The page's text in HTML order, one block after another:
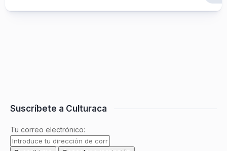
Suscríbete a Culturaca
Tu correo electrónico: